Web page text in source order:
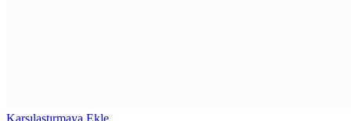
Karşılaştırmaya Ekle